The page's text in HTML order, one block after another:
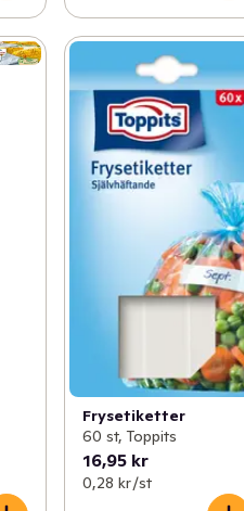
Frysetiketter
60 st, Toppits
16,95 kr
0,28 kr /st